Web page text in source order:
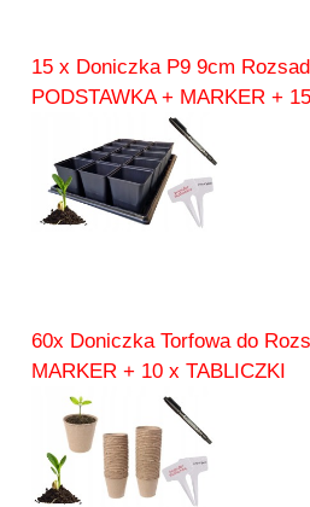
15 x Doniczka P9 9cm
PODSTAWKA + MARKER +
60x Doniczka Torfowa do
MARKER + 10 x TABLICZKI